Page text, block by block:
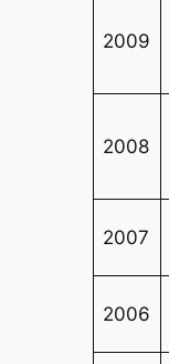
2009
2008
2007
2006